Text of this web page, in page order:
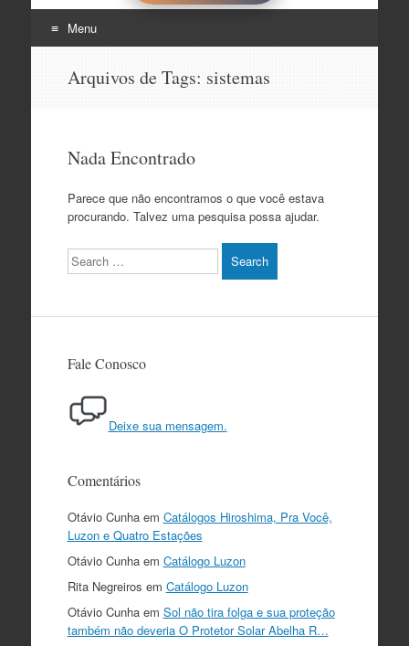
Menu
Arquivos de Tags: sistemas
Nada Encontrado
Parece que não encontramos o que você estava
procurando. Talvez uma pesquisa possa ajudar.
Search
Fale Conosco
Deixe sua mensagem.
Comentários
Otávio Cunhaem Catálogos Hiroshima, Pra Você,
Luzon e Quatro Estações
Otávio Cunhaem Catálogo Luzon
Rita Negreiros em Catálogo Luzon
Otávio Cunhaem Sol não tira folga e sua proteção
também não deveria O Protetor Solar Abelha R…